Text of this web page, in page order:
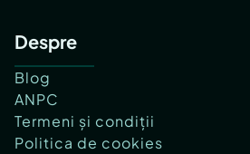
Despre
Blog
ANPC
Termeni și condiții
Politica de cookies